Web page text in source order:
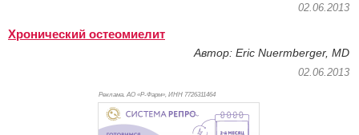
02.06.2013
Хронический остеомиелит
Автор: Eric Nuermberger, MD
02.06.2013
Реклама. АО «Р-Фарм», ИНН 7726311464